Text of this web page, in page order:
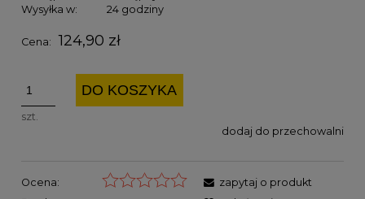
Wysyłka w:
24 godziny
Cena: 124,90 zł
szt.
DO KOSZYKA
dodaj do przechowalni
Ocena:
zapytaj o produkt